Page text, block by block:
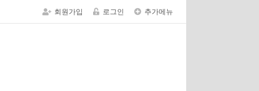
회원가입 로그인 추가메뉴